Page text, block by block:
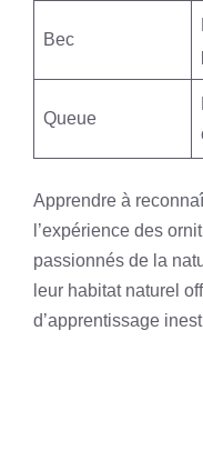
Bec
Queue
Apprendre à
l’expérience des
passionnés de la
leur habitat naturel
d’apprentissage